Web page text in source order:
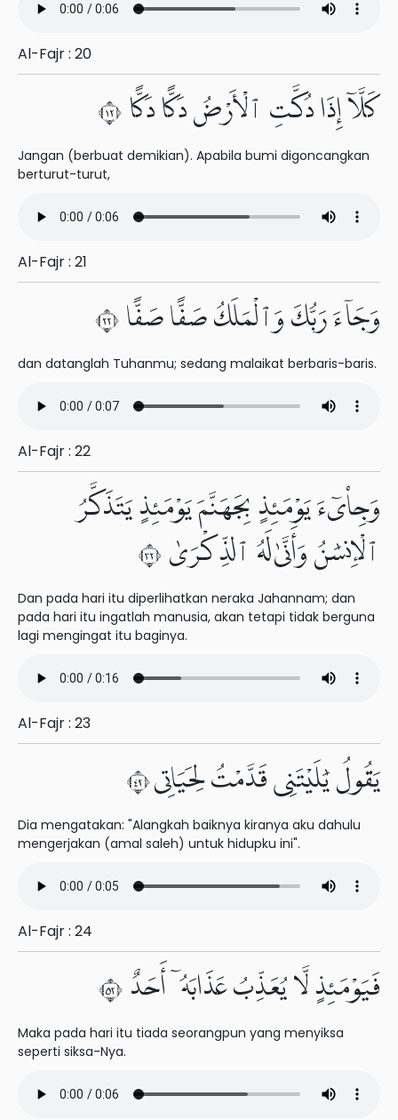
Al-Fajr : 20
كَلَّآ إِذَا دُكَّتِ ٱلْأَرْضُ دَكًّا دَكًّا ٢١
Jangan (berbuat demikian). Apabila bumi digoncangkan
berturut-turut,
Al-Fajr : 21
وَجَآءَ رَبُّكَ وَٱلْمَلَكُ صَفًّا صَفًّا ٢٢
dan datanglah Tuhanmu; sedang malaikat berbaris-baris.
Al-Fajr : 22
وَجِا۟ىٓءَ يَوْمَئِذٍۭ بِجَهَنَّمَ يَوْمَئِذٍ يَتَذَكَّرُ
ٱلْإِنسَٰنُ وَأَنَّىٰ لَهُ ٱلذِّكْرَىٰ ٢٣
Dan pada hari itu diperlihatkan neraka Jahannam; dan
pada hari itu ingatlah manusia, akan tetapi tidak berguna
lagi mengingat itu baginya.
Al-Fajr : 23
يَقُولُ يَٰلَيْتَنِى قَدَّمْتُ لِحَيَاتِى ٢٤
Dia mengatakan: "Alangkah baiknya kiranya aku dahulu
mengerjakan (amal saleh) untuk hidupku ini".
Al-Fajr : 24
فَيَوْمَئِذٍ لَّا يُعَذِّبُ عَذَابَهُۥٓ أَحَدٌ ٢٥
Maka pada hari itu tiada seorangpun yang menyiksa
seperti siksa-Nya.